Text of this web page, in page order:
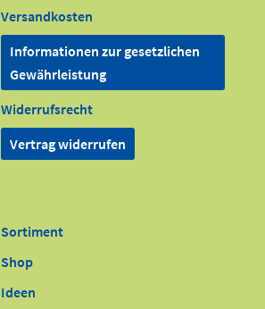
Versandkosten
Informationen zur gesetzlichen
Gewährleistung
Widerrufsrecht
Vertrag widerrufen
Sortiment
Shop
Ideen